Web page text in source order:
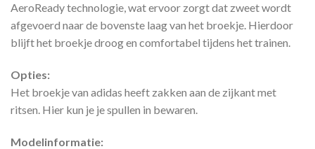
AeroReady technologie, wat ervoor zorgt dat zweet wordt
afgevoerd naar de bovenste laag van het broekje. Hierdoor
blijft het broekje droog en comfortabel tijdens het trainen.
Opties:
Het broekje van adidas heeft zakken aan de zijkant met
ritsen. Hier kun je je spullen in bewaren.
Modelinformatie: